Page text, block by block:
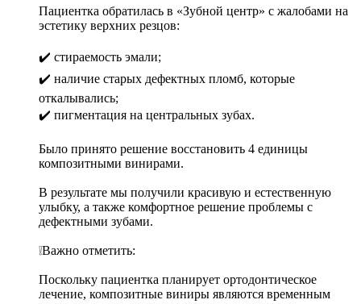
Пациентка обратилась в «Зубной центр» с жалобами на
эстетику верхних резцов:
✔️ стираемость эмали;
✔️ наличие старых дефектных пломб, которые
откалывались;
✔️ пигментация на центральных зубах.
Было принято решение восстановить 4 единицы
композитными винирами.
В результате мы получили красивую и естественную
улыбку, а также комфортное решение проблемы с
дефектными зубами.
❕Важно отметить:
Поскольку пациентка планирует ортодонтическое
лечение, композитные виниры являются временным